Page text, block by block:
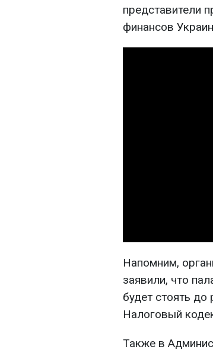
представители
финансов
Напомним,
заявили, что
будет стоять
Налоговый
Также в